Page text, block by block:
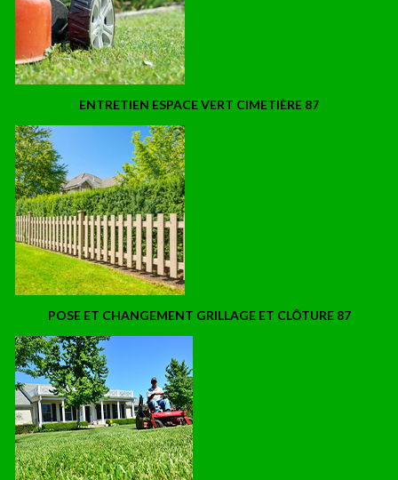
ENTRETIEN ESPACE VERT CIMETIÈRE 87
POSE ET CHANGEMENT GRILLAGE ET CLÔTURE 87